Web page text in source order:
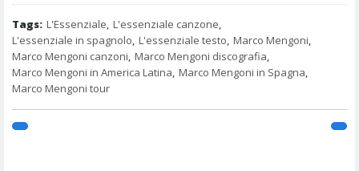
Tags: L'Essenziale, L'essenziale canzone,
L'essenziale in spagnolo, L'essenziale testo, Marco Mengoni,
Marco Mengoni canzoni, Marco Mengoni discografia,
Marco Mengoni in America Latina, Marco Mengoni in Spagna,
Marco Mengoni tour